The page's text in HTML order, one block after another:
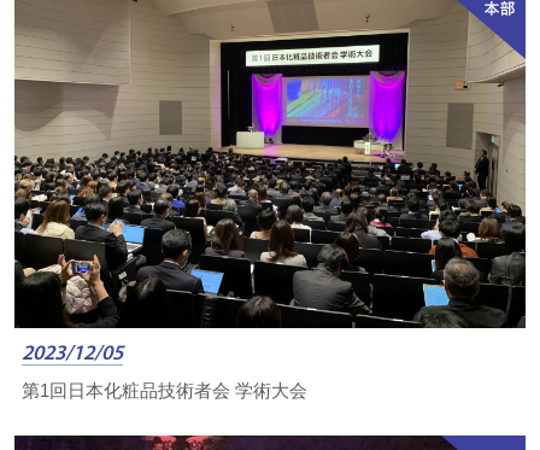
2023/12/05
第1回日本化粧品技術者会 学術大会